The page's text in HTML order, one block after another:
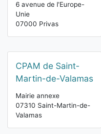
6 avenue de l'Europe-
Unie
07000 Privas
CPAM de Saint-
Martin-de-Valamas
Mairie annexe
07310 Saint-Martin-de-
Valamas